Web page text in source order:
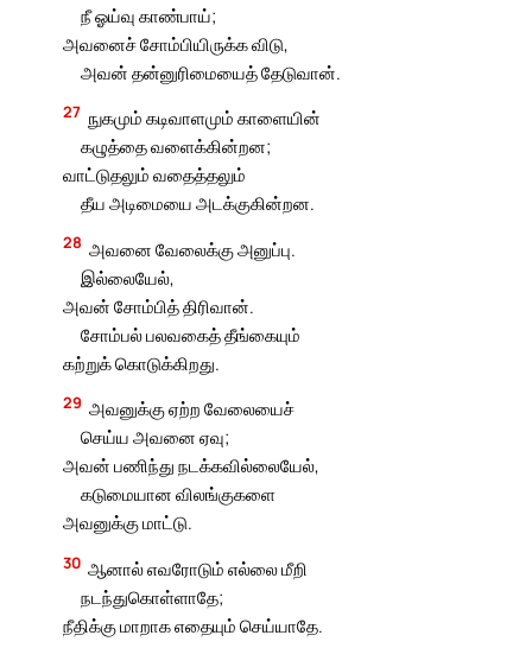
நீ ஓய்வு காண்பாய்;
அவனைச் சோம்பியிருக்க விடு,
அவன் தன்னுரிமையைத் தேடுவான்.
27 நுகமும் கடிவாளமும் காளையின்
கழுத்தை வளைக்கின்றன;
வாட்டுதலும் வதைத்தலும்
தீய அடிமையை அடக்குகின்றன.
28 அவனை வேலைக்கு அனுப்பு.
இல்லையேல்,
அவன் சோம்பித் திரிவான்.
சோம்பல் பலவகைத் தீங்கையும்
கற்றுக் கொடுக்கிறது.
29 அவனுக்கு ஏற்ற வேலையைச்
செய்ய அவனை ஏவு;
அவன் பணிந்து நடக்கவில்லையேல்,
கடுமையான விலங்குகளை
அவனுக்கு மாட்டு.
30 ஆனால் எவரோடும் எல்லை மீறி
நடந்துகொள்ளாதே;
நீதிக்கு மாறாக எதையும் செய்யாதே.